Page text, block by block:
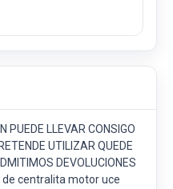
PUEDE LLEVAR CONSIGO
UTILIZAR QUEDE
DEVOLUCIONES
de centralita motor uce